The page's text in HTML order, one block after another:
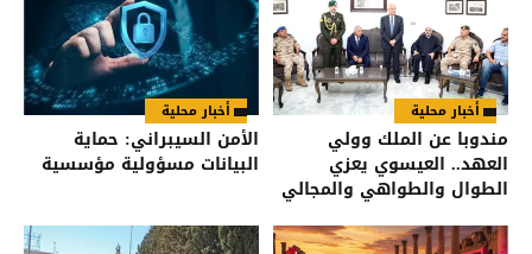
أخبار محلية
مندوبا عن الملك وولي
العهد.. العيسوي يعزي
الطوال والطواهي والمجالي
أخبار محلية
الأمن السيبراني: حماية
البيانات مسؤولية مؤسسية